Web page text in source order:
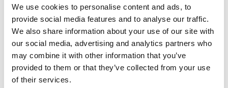
We use cookies to personalise content and ads, to
provide social media features and to analyse our traffic.
We also share information about your use of our site with
our social media, advertising and analytics partners who
may combine it with other information that you’ve
provided to them or that they’ve collected from your use
of their services.
In winkelwagentje
**Uiteindelijke prijzen kunnen afwijken door mogelijke hercalculaties in
de winkelwagen.